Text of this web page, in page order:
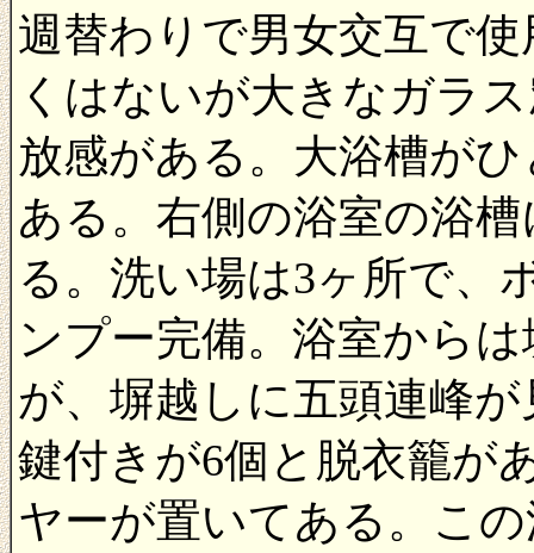
週替わりで男女交互で
くはないが大きなガラ
放感がある。大浴槽が
ある。右側の浴室の浴
る。洗い場は3ヶ所で、
ンプー完備。浴室から
が、塀越しに五頭連峰
鍵付きが6個と脱衣籠が
ヤーが置いてある。こ